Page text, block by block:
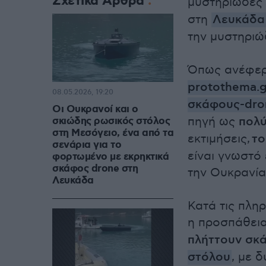
στη Λευκάδα
την
Όπως
σκάφους-
πηγή ως
εκτιμήσεις,το
είναι
την
Κατά τις
η
πλήττουν
στόλου, με
Οι Ουκρανοί και ο
σκιώδης ρωσικός στόλος
στη Μεσόγειο, ένα από τα
σενάρια για το
φορτωμένο με εκρηκτικά
σκάφος drone στη
Λευκάδα
08.05.2026, 19:20